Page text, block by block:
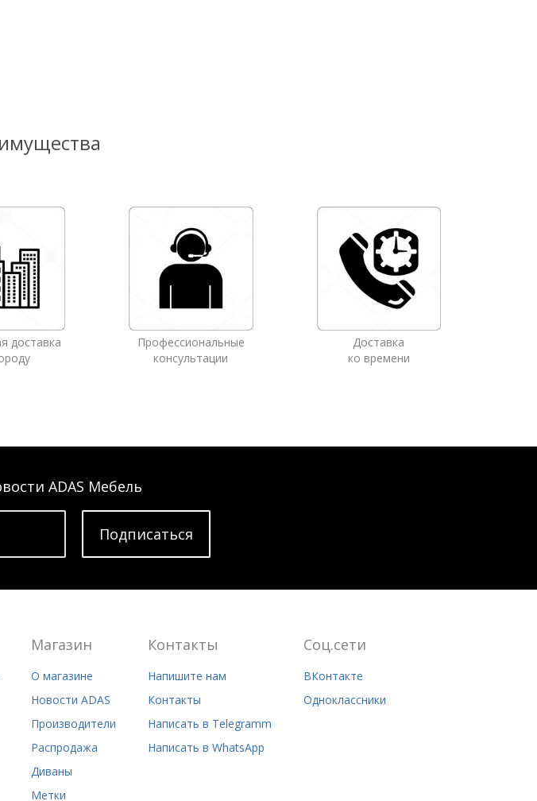
доставка
Профессиональные
консультации
Доставка
ко времени
ADAS Мебель
Подписатьcя
Магазин
О магазине
Новости ADAS
Производители
Распродажа
Диваны
Метки
Контакты
Напишите нам
Контакты
Написать в Telegramm
Написать в WhatsApp
Соц.сети
ВКонтакте
Одноклассники